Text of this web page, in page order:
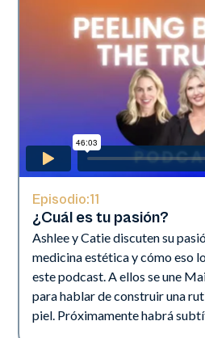
Episodio:11
¿Cuál es tu pasión?
Ashlee y Catie discuten su
medicina estética y cómo eso
este podcast. A ellos se une
para hablar de construir una
piel. Próximamente habrá